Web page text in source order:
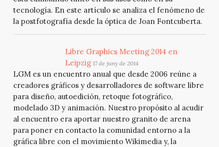
tecnología. En este artículo se analiza el fenómeno de
la postfotografía desde la óptica de Joan Fontcuberta.
Libre Graphics Meeting 2014 en
Leipzig 17 de juny de 2014
LGM es un encuentro anual que desde 2006 reúne a
creadores gráficos y desarrolladores de software libre
para diseño, autoedición, retoque fotográfico,
modelado 3D y animación. Nuestro propósito al acudir
al encuentro era aportar nuestro granito de arena
para poner en contacto la comunidad entorno a la
gráfica libre con el movimiento Wikimedia y, la